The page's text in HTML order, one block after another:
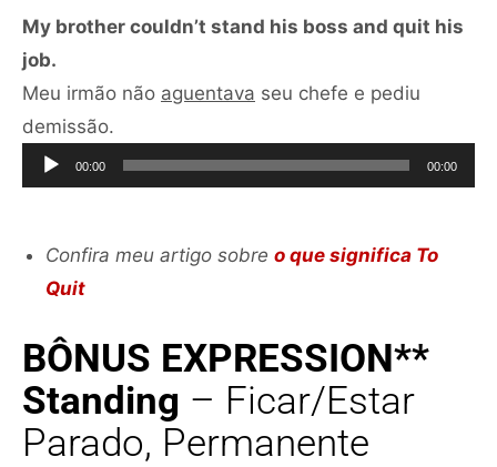
My brother couldn’t stand his boss and quit his
job.
Meu irmão não aguentava seu chefe e pediu
demissão.
de
áudio
00:00 00:00
Confira meu artigo sobre o que significa To
Quit
BÔNUS EXPRESSION**
Standing – Ficar/Estar
Parado, Permanente